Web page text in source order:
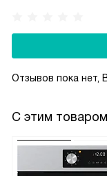
Отзывов пока нет,
С этим